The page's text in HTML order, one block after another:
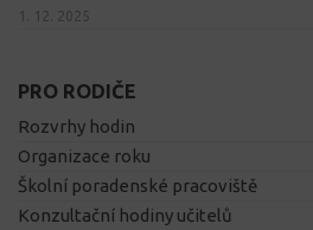
1. 12. 2025
PRO RODIČE
Rozvrhy hodin
Organizace roku
Školní poradenské pracoviště
Konzultační hodiny učitelů